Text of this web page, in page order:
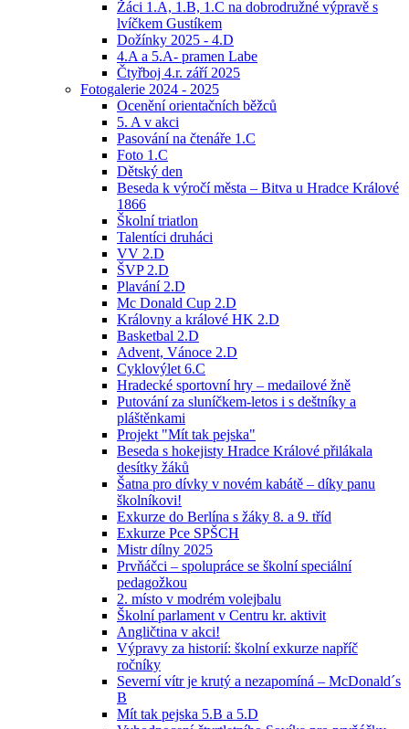
Žáci 1.A, 1.B, 1.C na dobrodružné výpravě s
lvíčkem Gustíkem
Dožínky 2025 - 4.D
4.A a 5.A- pramen Labe
Čtyřboj 4.r. září 2025
Fotogalerie 2024 - 2025
Ocenění orientačních běžců
5. A v akci
Pasování na čtenáře 1.C
Foto 1.C
Dětský den
Beseda k výročí města – Bitva u Hradce Králové
1866
Školní triatlon
Talentíci druháci
VV 2.D
ŠVP 2.D
Plavání 2.D
Mc Donald Cup 2.D
Královny a králové HK 2.D
Basketbal 2.D
Advent, Vánoce 2.D
Cyklovýlet 6.C
Hradecké sportovní hry – medailové žně
Putování za sluníčkem-letos i s deštníky a
pláštěnkami
Projekt "Mít tak pejska"
Beseda s hokejisty Hradce Králové přilákala
desítky žáků
Šatna pro dívky v novém kabátě – díky panu
školníkovi!
Exkurze do Berlína s žáky 8. a 9. tříd
Exkurze Pce SPŠCH
Mistr dílny 2025
Prvňáčci – spolupráce se školní speciální
pedagožkou
2. místo v modrém volejbalu
Školní parlament v Centru kr. aktivit
Angličtina v akci!
Výpravy za historií: školní exkurze napříč
ročníky
Severní vítr je krutý a nezapomíná – McDonald´s
B
Mít tak pejska 5.B a 5.D